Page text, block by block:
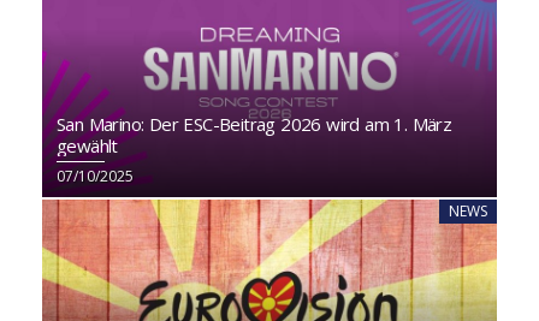
San Marino: Der ESC-Beitrag 2026 wird am 1. März
gewählt
07/10/2025
NEWS